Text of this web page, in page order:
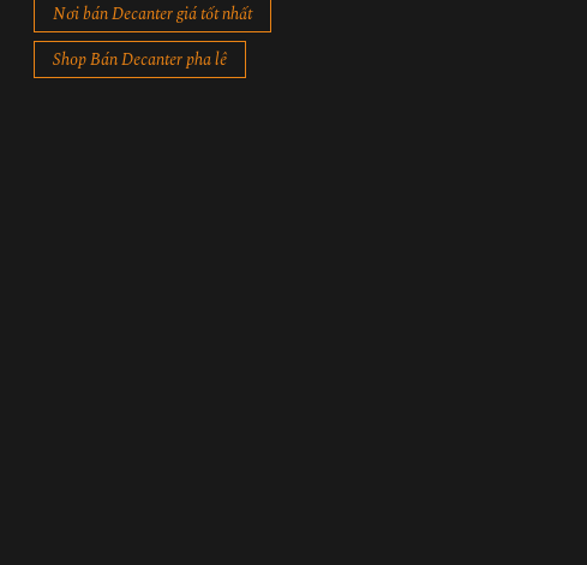
Nơi bán Decanter giá tốt nhất
Shop Bán Decanter pha lê